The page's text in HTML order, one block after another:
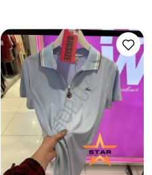
Свитеры и толстовки
3
Футболки и топы4